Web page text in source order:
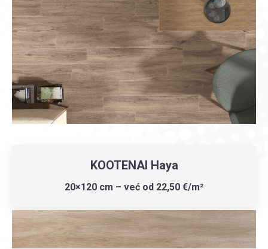
KOOTENAI Haya
20×120 cm – već od 22,50 €/m²